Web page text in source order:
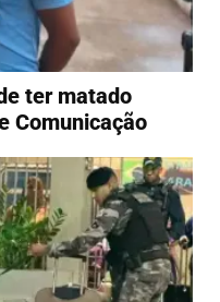
ter matado
Comunicação